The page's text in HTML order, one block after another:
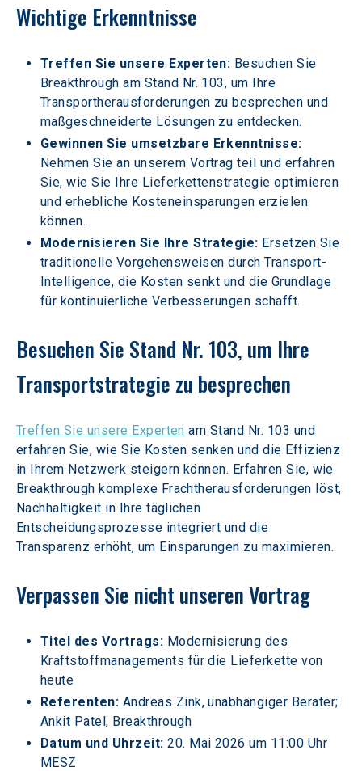
Wichtige Erkenntnisse
Treffen Sie unsere Experten: Besuchen Sie
Breakthrough am Stand Nr. 103, um Ihre
Transportherausforderungen zu besprechen und
maßgeschneiderte Lösungen zu entdecken.
Gewinnen Sie umsetzbare Erkenntnisse:
Nehmen Sie an unserem Vortrag teil und erfahren
Sie, wie Sie Ihre Lieferkettenstrategie optimieren
und erhebliche Kosteneinsparungen erzielen
können.
Modernisieren Sie Ihre Strategie: Ersetzen Sie
traditionelle Vorgehensweisen durch Transport-
Intelligence, die Kosten senkt und die Grundlage
für kontinuierliche Verbesserungen schafft.
Besuchen Sie Stand Nr. 103, um Ihre
Transportstrategie zu besprechen
Treffen Sie unsere Experten am Stand Nr. 103 und
erfahren Sie, wie Sie Kosten senken und die Effizienz
in Ihrem Netzwerk steigern können. Erfahren Sie, wie
Breakthrough komplexe Frachtherausforderungen löst,
Nachhaltigkeit in Ihre täglichen
Entscheidungsprozesse integriert und die
Transparenz erhöht, um Einsparungen zu maximieren.
Verpassen Sie nicht unseren Vortrag
Titel des Vortrags: Modernisierung des
Kraftstoffmanagements für die Lieferkette von
heute
Referenten: Andreas Zink, unabhängiger Berater;
Ankit Patel, Breakthrough
Datum und Uhrzeit: 20. Mai 2026 um 11:00 Uhr
MESZ